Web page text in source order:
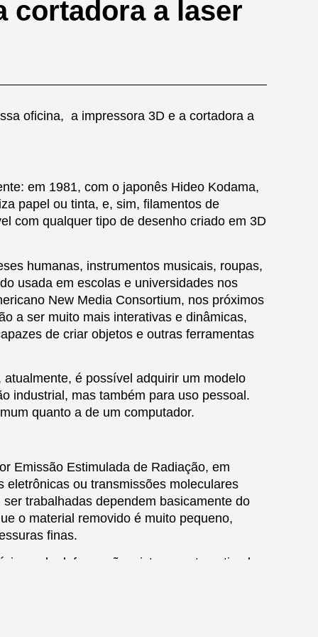
cortadora a laser
oficina, a impressora 3D e a cortadora a
em 1981, com o japonês Hideo Kodama,
papel ou tinta, e, sim, filamentos de
com qualquer tipo de desenho criado em 3D
humanas, instrumentos musicais, roupas,
usada em escolas e universidades nos
New Media Consortium, nos próximos
a ser muito mais interativas e dinâmicas,
de criar objetos e outras ferramentas
é possível adquirir um modelo
industrial, mas também para uso pessoal.
quanto a de um computador.
Emissão Estimulada de Radiação, em
ou transmissões moleculares
trabalhadas dependem basicamente do
o material removido é muito pequeno,
finas.
de deformação, sistema automatizado